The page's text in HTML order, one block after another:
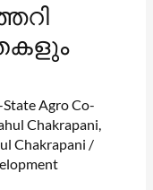
Agro Co-
Chakrapani,
Chakrapani /